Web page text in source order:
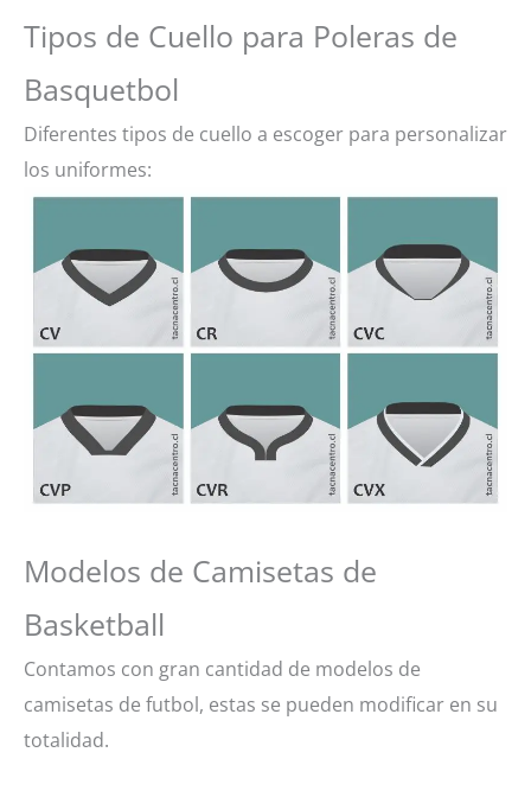
Tipos de Cuello para Poleras de
Basquetbol
Diferentes tipos de cuello a escoger para personalizar
los uniformes:
Modelos de Camisetas de
Basketball
Contamos con gran cantidad de modelos de
camisetas de futbol, estas se pueden modificar en su
totalidad.